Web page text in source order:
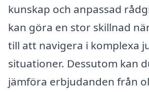
kunskap och anpassad
kan göra en stor skillnad
till att navigera i komplexa
situationer. Dessutom kan
jämföra erbjudanden från